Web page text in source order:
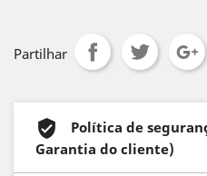
Partilhar
Política de
Garantia do cliente)